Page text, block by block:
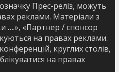
Прес-реліз, можуть
реклами. Матеріали з
….», «Партнер / спонсор
на правах реклами.
круглих столів,
на правах